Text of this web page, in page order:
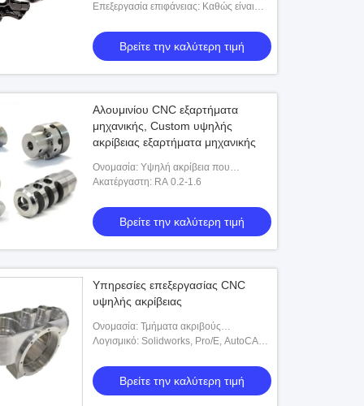
μετάλλων
Επεξεργασία επιφάνειας: Καθώς είναι
προσαρμοστούν
Βρείτε την καλύτερη τιμή
Αλουμινίου CNC εξαρτήματα
μηχανικής, Custom υψηλής
ακρίβειας εξαρτήματα μηχανικής
Ονομασία: Υψηλή ακρίβεια που
επεξεργάζεται τα συστατικά στη μηχανή
Ακατέργαστη: RA 0.2-1.6
Βρείτε την καλύτερη τιμή
Υπηρεσίες επεξεργασίας CNC
υψηλής ακρίβειας
Ονομασία: Τμήματα ακριβούς
μεταποίησης μετάλλων
Λογισμικό: Solidworks, Pro/E, AutoCAD,
Βρείτε την καλύτερη τιμή